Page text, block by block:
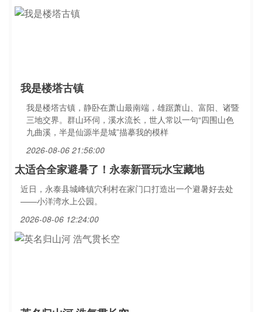
我是楼塔古镇
我是楼塔古镇，静卧在萧山最南端，雄踞萧山、富阳、诸暨
三地交界。群山环伺，溪水流长，世人常以一句“四围山色
九曲溪，半是仙源半是城”描摹我的模样
2026-08-06 21:56:00
太适合全家避暑了！永泰新晋玩水宝藏地
近日，永泰县城峰镇穴利村在家门口打造出一个避暑好去处
——小洋湾水上公园。
2026-08-06 12:24:00